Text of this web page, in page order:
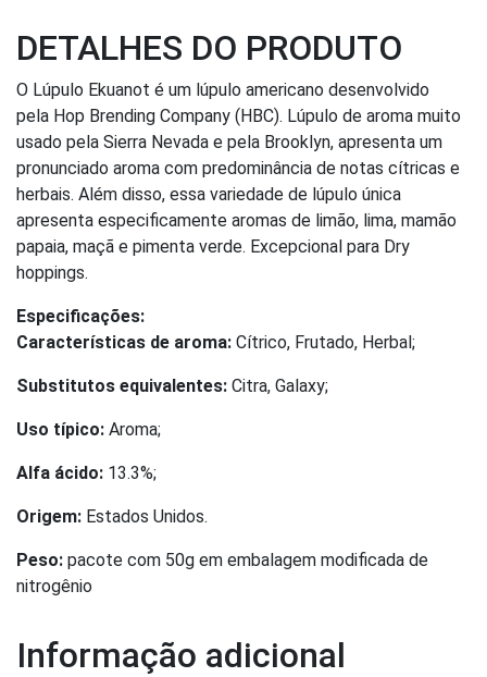
DETALHES DO PRODUTO
O Lúpulo Ekuanot é um lúpulo americano desenvolvido
pela Hop Brending Company (HBC). Lúpulo de aroma muito
usado pela Sierra Nevada e pela Brooklyn, apresenta um
pronunciado aroma com predominância de notas cítricas e
herbais. Além disso, essa variedade de lúpulo única
apresenta especificamente aromas de limão, lima, mamão
papaia, maçã e pimenta verde. Excepcional para Dry
hoppings.
Especificações:
Características de aroma: Cítrico, Frutado, Herbal;
Substitutos equivalentes: Citra, Galaxy;
Uso típico: Aroma;
Alfa ácido: 13.3%;
Origem: Estados Unidos.
Peso: pacote com 50g em embalagem modificada de
nitrogênio
Informação adicional